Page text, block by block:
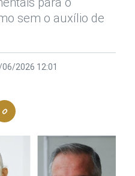
sem o auxílio de
2026 12:01